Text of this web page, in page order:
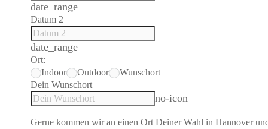
date_range
Datum 2
date_range
Ort:
Indoor
Outdoor
Wunschort
Dein Wunschort
no-icon
Gerne kommen wir an einen Ort Deiner Wahl in Hannover